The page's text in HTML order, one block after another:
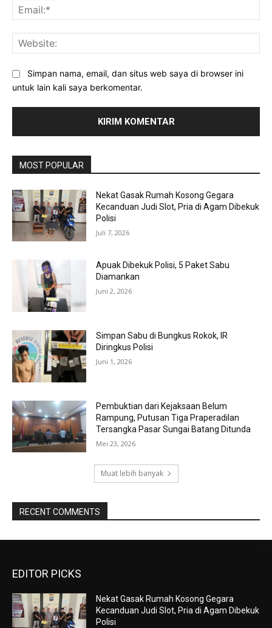
Simpan nama, email, dan situs web saya di browser ini
untuk lain kali saya berkomentar.
MOST POPULAR
Nekat Gasak Rumah Kosong Gegara
Kecanduan Judi Slot, Pria di Agam Dibekuk
Polisi
Juli 7, 2026
Apuak Dibekuk Polisi, 5 Paket Sabu
Diamankan
Juni 2, 2026
Simpan Sabu di Bungkus Rokok, IR
Diringkus Polisi
Juni 1, 2026
Pembuktian dari Kejaksaan Belum
Rampung, Putusan Tiga Praperadilan
Tersangka Pasar Sungai Batang Ditunda
Mei 23, 2026
Muat lebih banyak
RECENT COMMENTS
EDITOR PICKS
Nekat Gasak Rumah Kosong Gegara
Kecanduan Judi Slot, Pria di Agam Dibekuk
Polisi